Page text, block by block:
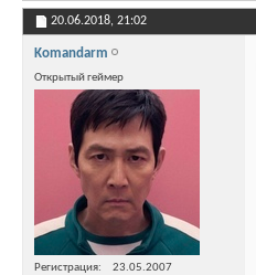
20.06.2018, 21:02
Komandarm
Открытый геймер
Регистрация
23.05.2007